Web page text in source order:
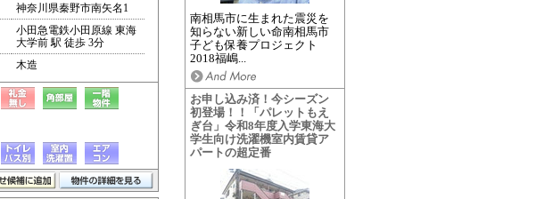
南相馬市に生まれた震災を
知らない新しい命南相馬市
子ども保養プロジェクト
2018福嶋...
お申し込み済！今シーズン
初登場！！「パレットもえ
ぎ台」令和8年度入学東海大
学生向け洗濯機室内賃貸ア
パートの超定番
神奈川県秦野市南矢名1
小田急電鉄小田原線 東海
大学前 駅 徒歩 3分
木造